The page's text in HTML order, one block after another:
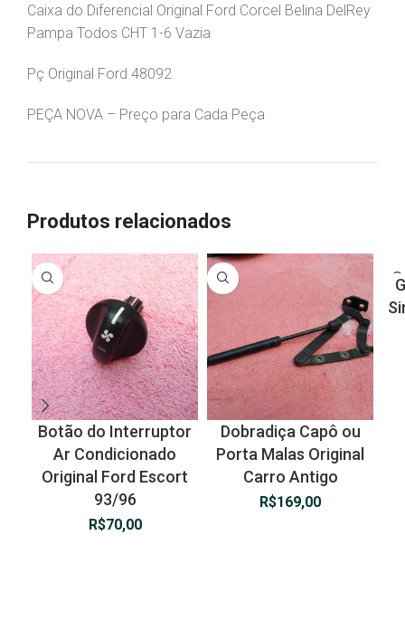
Caixa do Diferencial Original Ford Corcel Belina DelRey
Pampa Todos CHT 1-6 Vazia
Pç Original Ford 48092
PEÇA NOVA – Preço para Cada Peça
Produtos relacionados
Botão do Interruptor
Ar Condicionado
Original Ford Escort
93/96
R$70,00
Dobradiça Capô ou
Porta Malas Original
Carro Antigo
R$169,00